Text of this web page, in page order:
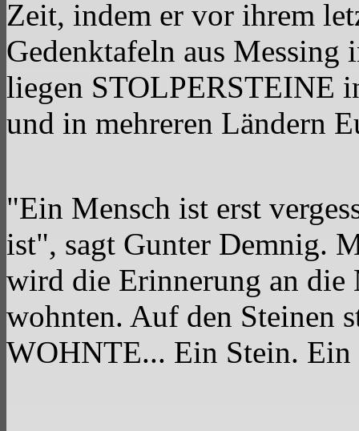
Zeit, indem er vor ihrem
Gedenktafeln aus
liegen STOLPERSTEINE
und in mehreren Ländern
"Ein Mensch ist erst
ist", sagt Gunter Demnig.
wird die Erinnerung an die
wohnten. Auf den Steinen
WOHNTE... Ein Stein. Ein